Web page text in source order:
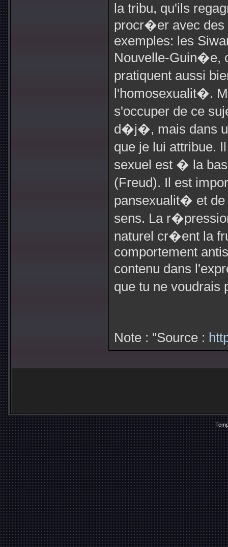
la tribu, qu'ils
procr�er avec des
exemples: les
Nouvelle-Guin�e,
pratiquent aussi
l'homosexualit�.
s'occuper de ce
d�j�, mais dans
que je lui attribue.
sexuel est � la
(Freud). Il est
pansexualit� et de
sens. La
naturel cr�ent la
comportement
contenu dans
que tu ne
Note : "Source :